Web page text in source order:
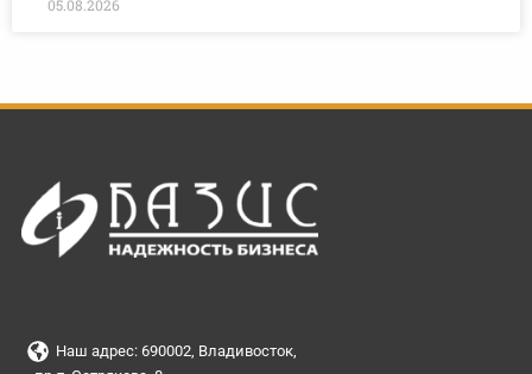
05.08.2026
Наш адрес: 690002, Владивосток,